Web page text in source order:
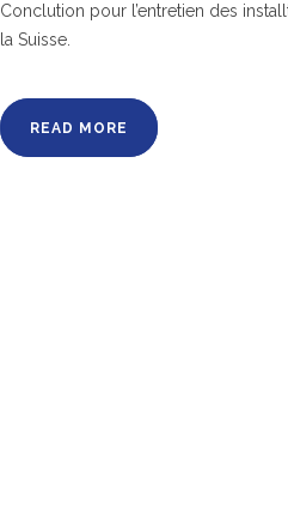
Conclution pour l’entretien des
la Suisse.
READ MORE